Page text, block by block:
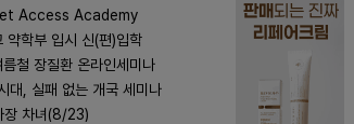
Access Academy
약학부 입시 신(편)입학
철 장질환 온라인세미나
대, 실패 없는 개국 세미나
장 차녀(8/23)